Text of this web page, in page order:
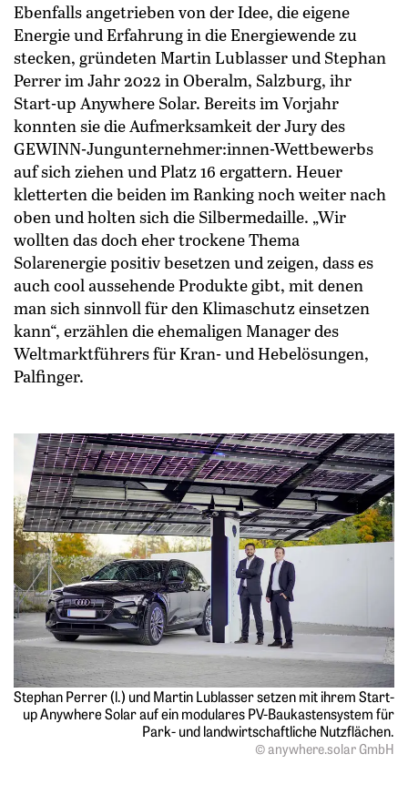
Ebenfalls angetrieben von der Idee, die eigene
Energie und Erfahrung in die Energiewende zu
stecken, gründeten Martin Lublasser und Stephan
Perrer im Jahr 2022 in Oberalm, Salzburg, ihr
Start-up Anywhere Solar. Bereits im Vorjahr
konnten sie die Aufmerksamkeit der Jury des
GEWINN-Jungunternehmer:innen-Wettbewerbs
auf sich ziehen und Platz 16 ergattern. Heuer
kletterten die beiden im Ranking noch weiter nach
oben und holten sich die Silbermedaille. „Wir
wollten das doch eher trockene Thema
Solarenergie ­positiv besetzen und zeigen, dass es
auch cool aussehende Produkte gibt, mit denen
man sich sinnvoll für den Klimaschutz einsetzen
kann“, erzählen die ehemaligen Manager des
Weltmarktführers für Kran- und Hebelösungen,
Palfinger.
Stephan Perrer (l.) und Martin Lublasser setzen mit ihrem Start-
up Anywhere Solar auf ein modulares PV-Baukastensystem für
Park- und landwirtschaftliche Nutzflächen.
© anywhere.solar GmbH